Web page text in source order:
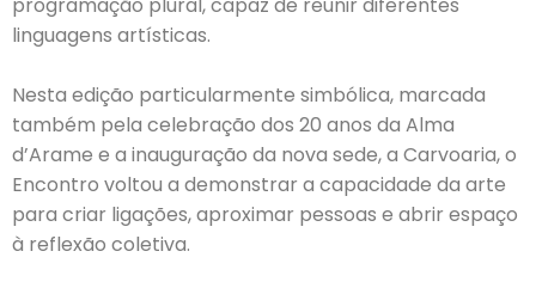
linguagens artísticas.
Nesta edição particularmente simbólica, marcada
também pela celebração dos 20 anos da Alma
d’Arame e a inauguração da nova sede, a Carvoaria, o
Encontro voltou a demonstrar a capacidade da arte
para criar ligações, aproximar pessoas e abrir espaço
à reflexão coletiva.